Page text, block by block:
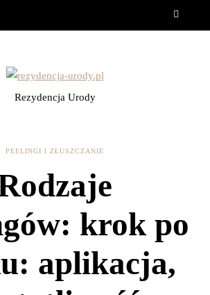
Rezydencja Urody
PEELINGI I ZŁUSZCZANIE
krok po
aplikacja,